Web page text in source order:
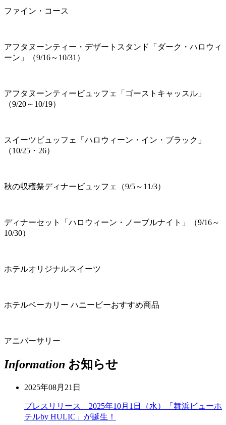
ファイン・コース
アフタヌーンティー・デザートスタンド「ダーク・ハロウィ
ーン」（9/16～10/31）
アフタヌーンティービュッフェ「ゴーストキャッスル」
（9/20～10/19）
スイーツビュッフェ「ハロウィーン・イン・ブラック」
（10/25・26）
秋の収穫祭ディナービュッフェ（9/5～11/3）
ディナーセット「ハロウィーン・ノーブルナイト」（9/16～
10/30）
ホテルオリジナルスイーツ
ホテルベーカリー ハニービーおすすめ商品
アニバーサリー
Information お知らせ
2025年08月21日
プレスリリース 2025年10月1日（水）「舞浜ビューホ
テルby HULIC」が誕生！